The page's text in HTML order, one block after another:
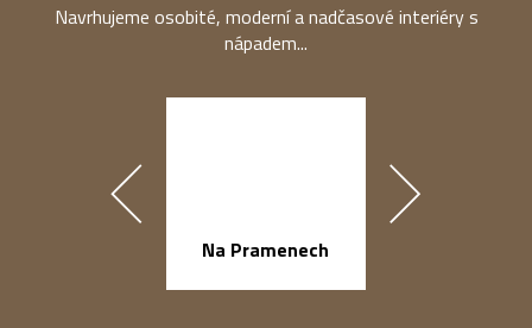
Navrhujeme osobité, moderní a nadčasové interiéry s
nápadem...
Na Pramenech